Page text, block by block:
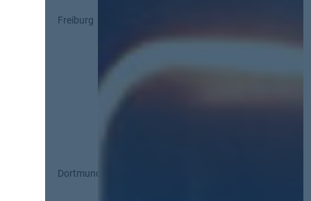
Freiburg
Dortmund